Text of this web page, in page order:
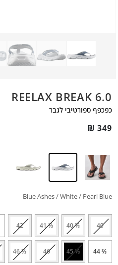
REELAX BREAK 6.0
כפכפף ספורטיבי לגבר
₪ 349
Blue Ashes / White / Pearl Blue
40
⅔ 40
⅓ 41
42
⅔ 44
⅓ 45
46
⅔ 46